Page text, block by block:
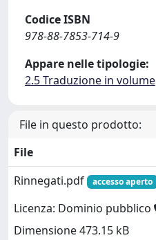
Codice ISBN
978-88-7853-714-9
Appare nelle tipologie:
2.5 Traduzione in volume
File in questo prodotto:
File
Rinnegati.pdf
accesso aperto
Licenza: Dominio pubblico
Dimensione 473.15 kB